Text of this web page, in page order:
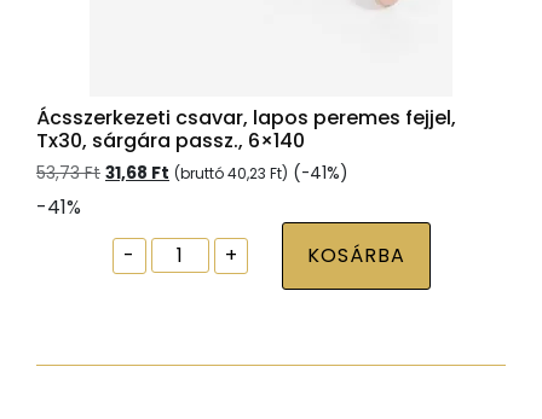
Ácsszerkezeti csavar, lapos peremes fejjel,
Tx30, sárgára passz., 6×140
53,73Ft Original
53,73 Ft.
31,68 Ft Current
31,68 Ft.
(bruttó40,23 Ft) (-41%)
-41%
-
Ácsszerkezeti
csavar,
fejjel,
+ KOSÁRBA